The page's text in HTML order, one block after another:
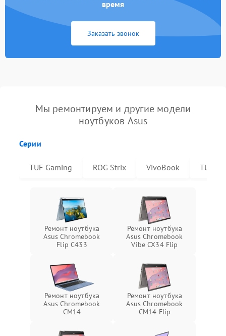
время
Заказать звонок
Мы ремонтируем и другие модели
ноутбуков Asus
Серии
TUF Gaming ROG Strix VivoBook TUF
Ремонт ноутбука
Asus Chromebook
Flip C433
Ремонт ноутбука
Asus Chromebook
Vibe CX34 Flip
Ремонт ноутбука
Asus Chromebook
CM14
Ремонт ноутбука
Asus Chromebook
CM14 Flip